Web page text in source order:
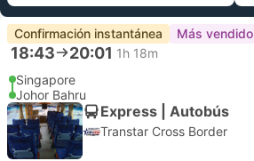
Confirmación instantánea Más vendido
18:43 20:01 1h 18m
Singapore
Johor Bahru
Express | Autobús
Transtar Cross Border